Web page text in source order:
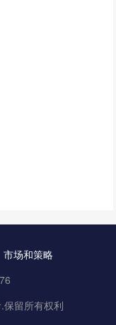
市场和策略
留所有权利